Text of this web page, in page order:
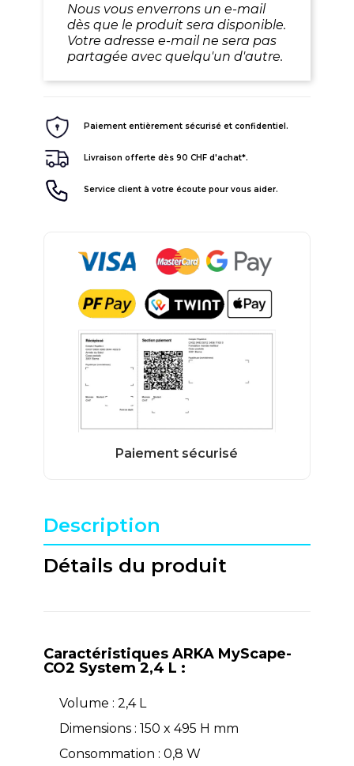
Nous vous enverrons un e-mail
dès que le produit sera disponible.
Votre adresse e-mail ne sera pas
partagée avec quelqu'un d'autre.
Paiement entièrement sécurisé et confidentiel.
Livraison offerte dès 90 CHF d'achat*.
Service client à votre écoute pour vous aider.
Description
Détails du produit
Caractéristiques ARKA MyScape-
CO2 System 2,4 L :
Volume : 2,4 L
Dimensions : 150 x 495 H mm
Consommation : 0,8 W